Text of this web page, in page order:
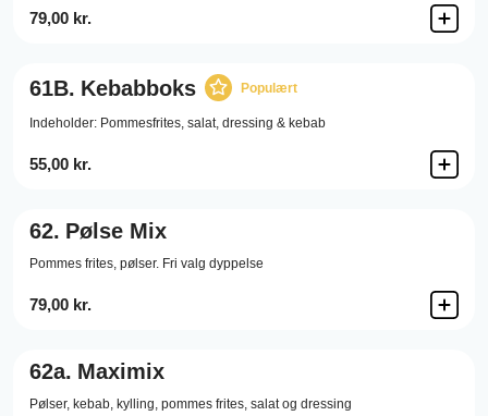
79,00 kr.
61B. Kebabboks Populært
Indeholder: Pommesfrites, salat, dressing & kebab
55,00 kr.
62. Pølse Mix
Pommes frites, pølser. Fri valg dyppelse
79,00 kr.
62a. Maximix
Pølser, kebab, kylling, pommes frites, salat og dressing